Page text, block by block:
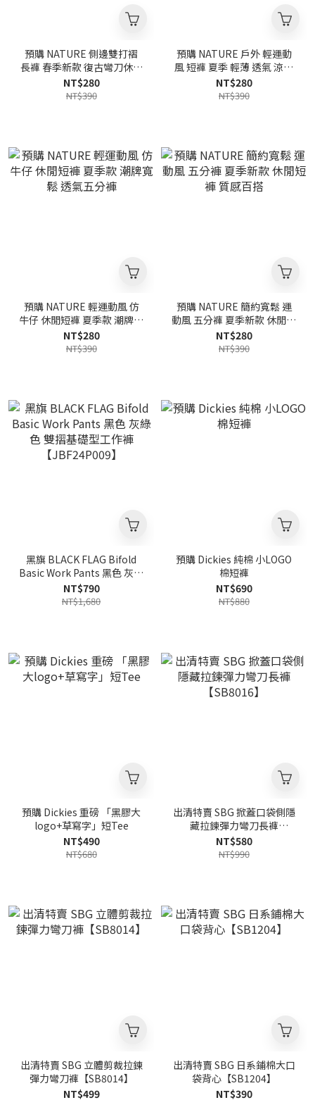
預購 NATURE 側邊雙打褶
長褲 春季新款 復古彎刀休閒
褲 寬鬆 質感
NT$280
NT$390
預購 NATURE 戶外 輕運動
風 短褲 夏季 輕薄 透氣 涼感
開叉 休閒五分褲
NT$280
NT$390
預購 NATURE 輕運動風 仿
牛仔 休閒短褲 夏季款 潮牌寬
鬆 透氣五分褲
NT$280
NT$390
預購 NATURE 簡約寬鬆 運
動風 五分褲 夏季新款 休閒短
褲 質感百搭
NT$280
NT$390
黑旗 BLACK FLAG Bifold
Basic Work Pants 黑色 灰綠
色 雙摺基礎型工作褲
【JBF24P009】
NT$790
NT$1,680
預購 Dickies 純棉 小LOGO
棉短褲
NT$690
NT$880
預購 Dickies 重磅 「黑膠大
logo+草寫字」短Tee
NT$490
NT$680
出清特賣 SBG 掀蓋口袋側隱
藏拉鍊彈力彎刀長褲
【SB8016】
NT$580
NT$990
出清特賣 SBG 立體剪裁拉鍊
彈力彎刀褲【SB8014】
NT$499
出清特賣 SBG 日系鋪棉大口
袋背心【SB1204】
NT$390